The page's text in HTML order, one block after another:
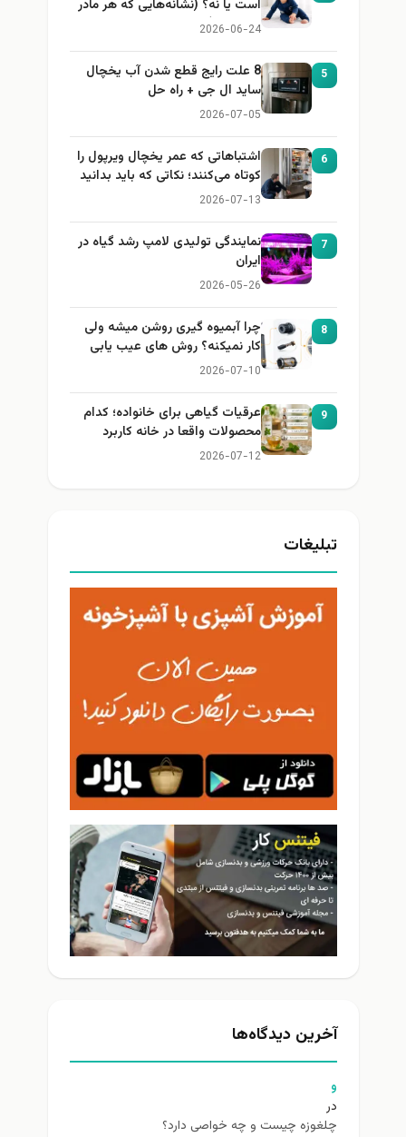
است یا نه؟ (نشانه‌هایی که هر مادر
باید بداند)
2026-06-24
5
8 علت رایج قطع شدن آب یخچال
ساید ال جی + راه حل
2026-07-05
6
اشتباهاتی که عمر یخچال ویرپول را
کوتاه می‌کنند؛ نکاتی که باید بدانید
2026-07-13
7
نمایندگی تولیدی لامپ رشد گیاه در
ایران
2026-05-26
8
چرا آبمیوه گیری روشن میشه ولی
کار نمیکنه؟ روش های عیب یابی
2026-07-10
9
عرقیات گیاهی برای خانواده؛ کدام
محصولات واقعا در خانه کاربرد
دارند؟
2026-07-12
تبلیغات
آخرین دیدگاه‌ها
و
در
چلغوزه چیست و چه خواصی دارد؟